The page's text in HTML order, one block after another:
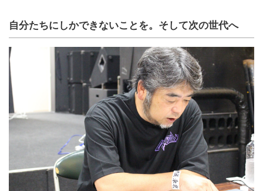
自分たちにしかできないことを。そして次の世代へ